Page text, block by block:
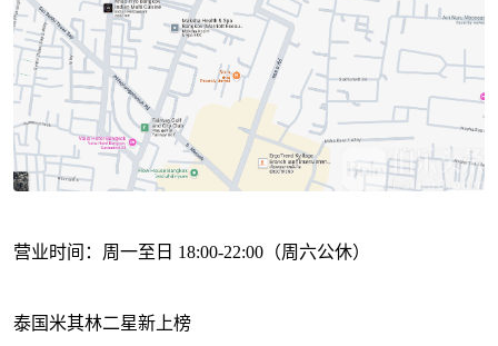
营业时间：周一至日 18:00-22:00（周六公休）
泰国米其林二星新上榜